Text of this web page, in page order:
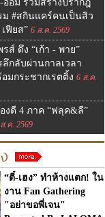
ออม ร่วมสร้างปรากฎ
#สกินแคร์คนเป็นสิว
ฟียส” 6 ส.ค. 2569
ส์ ดึง “เก้า - พาย”
กลับผ่านกาลเวลา
มกระชากเรตติ้ง 6 ส.ค.
งดี 4 ภาค “ฟลุค&ลี”
.ค. 2569
“ตี๋-เฮง” ทำห้างแตก! ใน
งาน Fan Gathering
"อย่าขอพี่เจน"